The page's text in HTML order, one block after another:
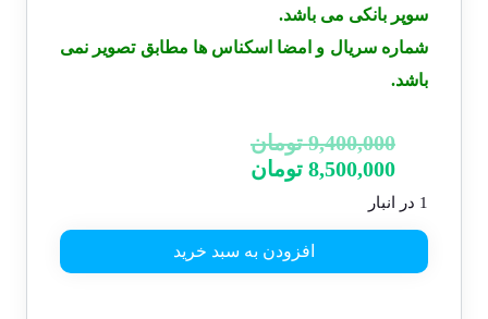
سوپر بانکی می باشد.
شماره سریال و امضا اسکناس ها مطابق تصویر نمی
باشد.
9,400,000 تومان
8,500,000 تومان
1 در انبار
افزودن به سبد خرید